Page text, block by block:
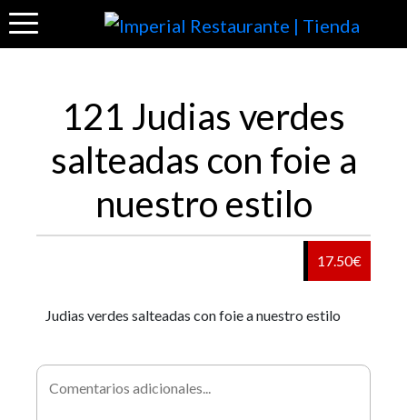
121 Judias verdes
salteadas con foie a
nuestro estilo
17.50€
Judias verdes salteadas con foie a nuestro estilo